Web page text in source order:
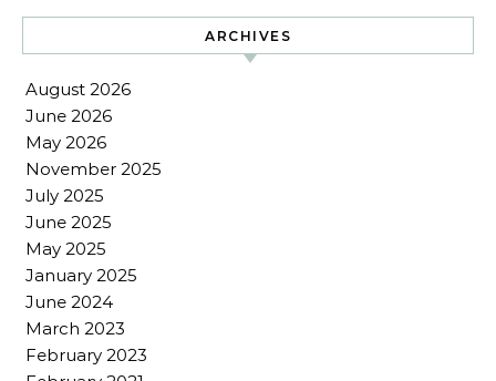
ARCHIVES
August 2026
June 2026
May 2026
November 2025
July 2025
June 2025
May 2025
January 2025
June 2024
March 2023
February 2023